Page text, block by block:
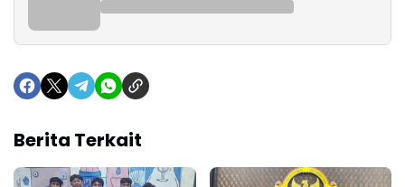
Berita Terkait